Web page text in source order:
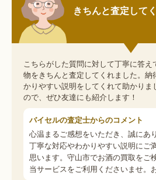
きちんと査定して
こちらがした質問に対して丁寧に答
物をきちんと査定してくれました。納
かりやすい説明をしてくれて助かりま
ので、ぜひ友達にも紹介します！
バイセルの査定士からのコメント
心温まるご感想をいただき、誠にあ
丁寧な対応やわかりやすい説明にご
思います。守山市でお酒の買取をご
当サービスをご利用くださいませ。